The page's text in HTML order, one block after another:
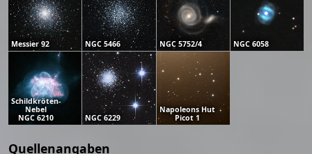
Messier 92 NGC 5466 NGC 5752/4 NGC 6058
Schildkröten-
Nebel
NGC 6210
NGC 6229
Napoleons Hut
Picot 1
Quellenangaben